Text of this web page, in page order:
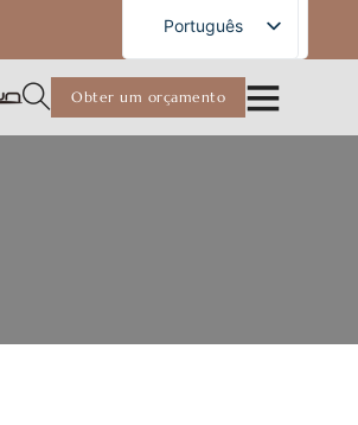
Portuguese
Português
English
French
Obter um orçamento